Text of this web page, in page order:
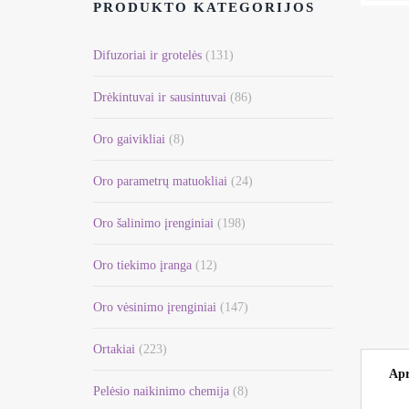
PRODUKTO KATEGORIJOS
Difuzoriai ir grotelės (131)
Drėkintuvai ir sausintuvai (86)
Oro gaivikliai (8)
Oro parametrų matuokliai (24)
Oro šalinimo įrenginiai (198)
Oro tiekimo įranga (12)
Oro vėsinimo įrenginiai (147)
Ortakiai (223)
Pelėsio naikinimo chemija (8)